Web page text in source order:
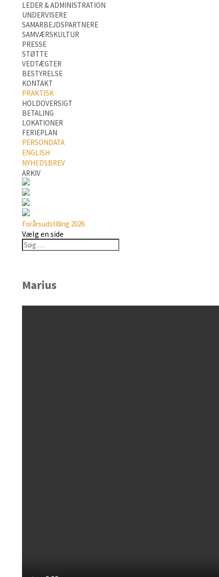
LEDER & ADMINISTRATION
UNDERVISERE
SAMARBEJDSPARTNERE
SAMVÆRSKULTUR
PRESSE
STØTTE
VEDTÆGTER
BESTYRELSE
KONTAKT
PRAKTISK
HOLDOVERSIGT
BETALING
LOKATIONER
FERIEPLAN
PERSONDATA
ENGLISH
NYHEDSBREV
ARKIV
Forårsudstilling 2026
Vælg en side
Marius